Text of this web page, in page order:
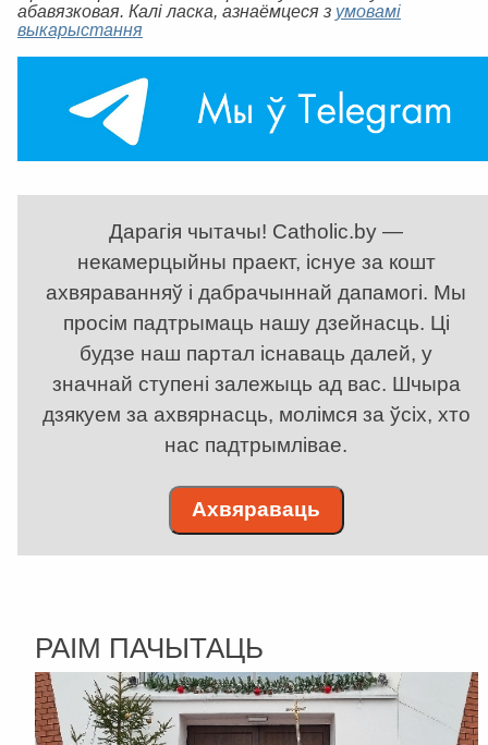
абавязковая. Калі ласка, азнаёмцеся з умовамі
выкарыстання
Дарагія чытачы! Catholic.by —
некамерцыйны праект, існуе за кошт
ахвяраванняў і дабрачыннай дапамогі. Мы
просім падтрымаць нашу дзейнасць. Ці
будзе наш партал існаваць далей, у
значнай ступені залежыць ад вас. Шчыра
дзякуем за ахвярнасць, молімся за ўсіх, хто
нас падтрымлівае.
Ахвяраваць
РАІМ ПАЧЫТАЦЬ